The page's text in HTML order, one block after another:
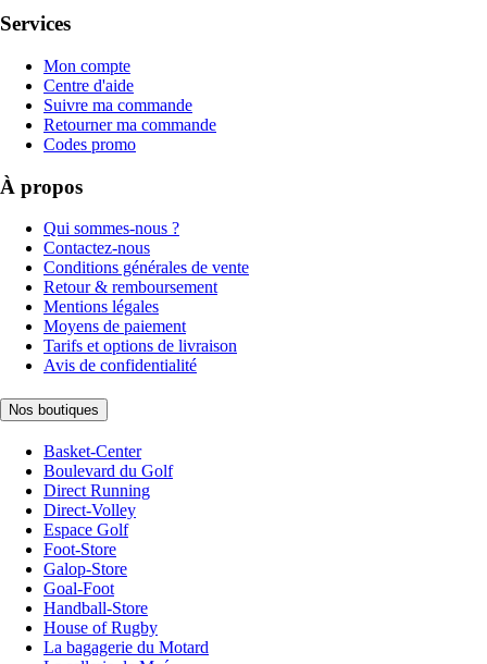
Services
Mon compte
Centre d'aide
Suivre ma commande
Retourner ma commande
Codes promo
À propos
Qui sommes-nous ?
Contactez-nous
Conditions générales de vente
Retour & remboursement
Mentions légales
Moyens de paiement
Tarifs et options de livraison
Avis de confidentialité
Nos boutiques
Basket-Center
Boulevard du Golf
Direct Running
Direct-Volley
Espace Golf
Foot-Store
Galop-Store
Goal-Foot
Handball-Store
House of Rugby
La bagagerie du Motard